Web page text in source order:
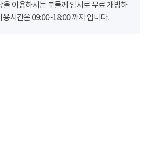
을 이용하시는 분들께 임시로 무료 개방하
용시간은 09:00~18:00 까지 입니다.